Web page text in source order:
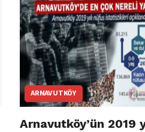
ARNAVUTKÖY
Arnavutköy’ün 2019